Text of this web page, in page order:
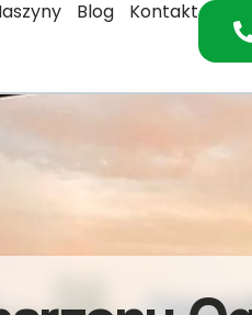
Blog Kontakt